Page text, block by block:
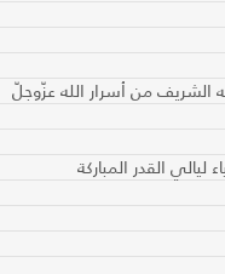
الشريف من أسرار الله عزّوجلّ
القدر المباركة